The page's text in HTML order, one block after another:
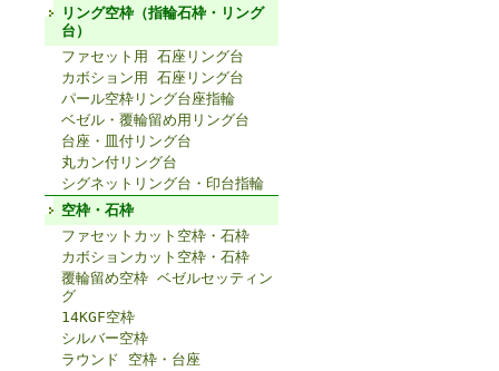
リング空枠（指輪石枠・リング
台）
ファセット用 石座リング台
カボション用 石座リング台
パール空枠リング台座指輪
ベゼル・覆輪留め用リング台
台座・皿付リング台
丸カン付リング台
シグネットリング台・印台指輪
空枠・石枠
ファセットカット空枠・石枠
カボションカット空枠・石枠
覆輪留め空枠 ベゼルセッティン
グ
14KGF空枠
シルバー空枠
ラウンド 空枠・台座